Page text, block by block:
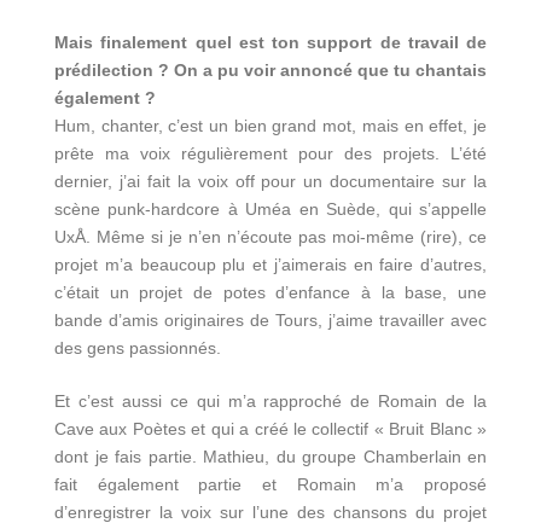
Mais finalement quel est ton support de travail de
prédilection ? On a pu voir annoncé que tu chantais
également ?
Hum, chanter, c’est un bien grand mot, mais en effet, je
prête ma voix régulièrement pour des projets. L’été
dernier, j’ai fait la voix off pour un documentaire sur la
scène punk-hardcore à Uméa en Suède, qui s’appelle
UxÅ . Même si je n’en n’écoute pas moi-même (rire), ce
projet m’a beaucoup plu et j’aimerais en faire d’autres,
c’était un projet de potes d’enfance à la base, une
bande d’amis originaires de Tours, j’aime travailler avec
des gens passionnés.
Et c’est aussi ce qui m’a rapproché de Romain de la
Cave aux Poètes et qui a créé le collectif « Bruit Blanc »
dont je fais partie. Mathieu, du groupe Chamberlain en
fait également partie et Romain m’a proposé
d’enregistrer la voix sur l’une des chansons du projet